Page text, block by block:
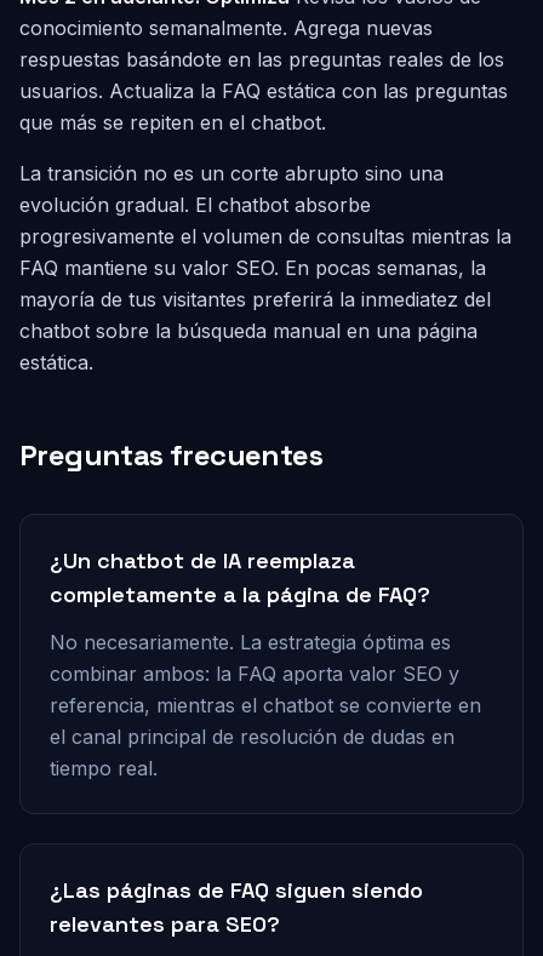
conocimiento semanalmente. Agrega nuevas
respuestas basándote en las preguntas reales de los
usuarios. Actualiza la FAQ estática con las preguntas
que más se repiten en el chatbot.
La transición no es un corte abrupto sino una
evolución gradual. El chatbot absorbe
progresivamente el volumen de consultas mientras la
FAQ mantiene su valor SEO. En pocas semanas, la
mayoría de tus visitantes preferirá la inmediatez del
chatbot sobre la búsqueda manual en una página
estática.
Preguntas frecuentes
¿Un chatbot de IA reemplaza
completamente a la página de FAQ?
No necesariamente. La estrategia óptima es
combinar ambos: la FAQ aporta valor SEO y
referencia, mientras el chatbot se convierte en
el canal principal de resolución de dudas en
tiempo real.
¿Las páginas de FAQ siguen siendo
relevantes para SEO?